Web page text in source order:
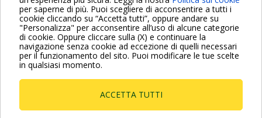
per saperne di più. Puoi scegliere di acconsentire a tutti i
cookie cliccando su “Accetta tutti”, oppure andare su
"Personalizza" per acconsentire all’uso di alcune categorie
di cookie. Oppure cliccare sulla (X) e continuare la
navigazione senza cookie ad eccezione di quelli necessari
per il funzionamento del sito. Puoi modificare le tue scelte
in qualsiasi momento.
ACCETTA TUTTI
VAI ALLA PAGINA FAQ
Dab Pumps Spa © Via Marco Polo, 14 Mestrino
Padova - Italy Tel. +39.049.5125000 Fax
+39.049.5125950
P.I. 03675230282 - R.E.A. Padova N. 328200- Cap.
Soc. Euro €10.000.000 i.v.